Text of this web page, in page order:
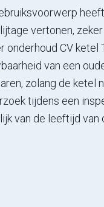
vertonen,
onderhoud CV
van een
zolang de ketel
tijdens een
van de leeftijd